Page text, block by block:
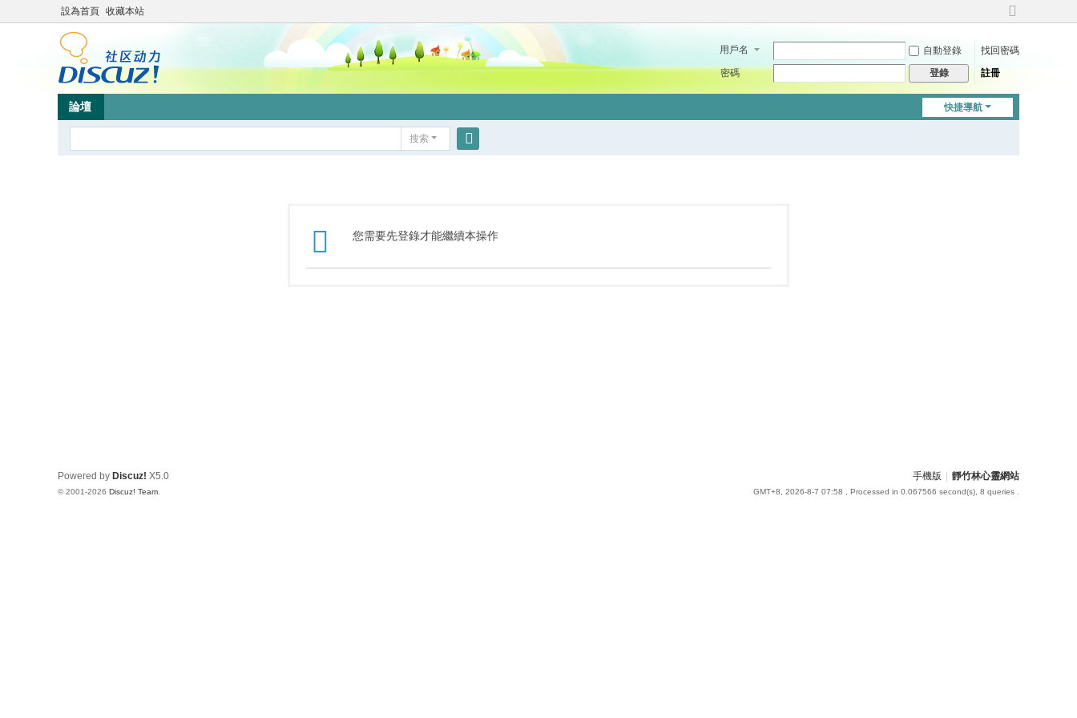
設為首頁 收藏本站
切
到
用戶名 自動登錄
找回密碼
密碼
登錄 註冊
快捷導航
論壇
搜索
您需要先登錄才能繼續本操作
手機版 靜竹林心靈網站
GMT+8, 2026-8-7 07:58 , Processed in 0.067566 second(s), 8 queries .
Powered by Discuz! X5.0
© 2001-2026 Discuz! Team